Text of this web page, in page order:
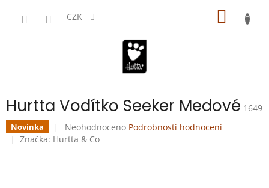
CZK
Hurtta Vodítko Seeker Medové 1649
Novinka
Průměrné
hodnocení
Neohodnoceno Podrobnosti hodnocení
Značka: Hurtta & Co